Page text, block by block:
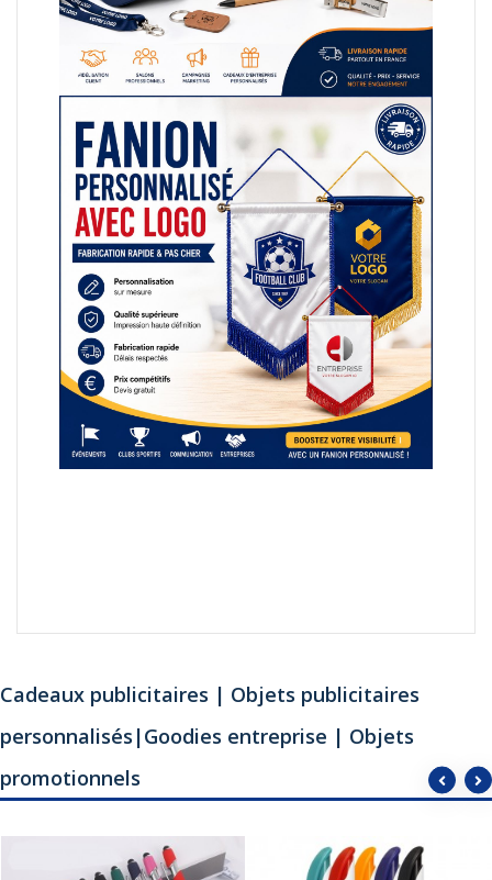
Cadeaux publicitaires | Objets publicitaires
personnalisés|Goodies entreprise | Objets
promotionnels